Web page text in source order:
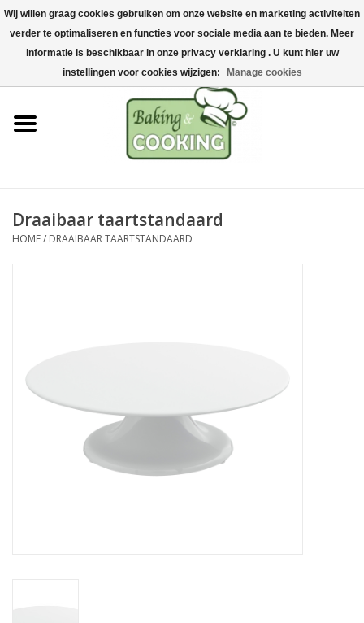
Home
Bak-& kookgerei
Machines & onderdelen
Chocolade & ijsbereiding
Draaibaar taartstandaard
HOME/ DRAAIBAAR TAARTSTANDAARD
Wij willen graag cookies gebruiken om onze website en marketing activiteiten
verder te optimaliseren en functies voor sociale media aan te bieden. Meer
informatie is beschikbaar in onze privacy verklaring . U kunt hier uw
instellingen voor cookies wijzigen:
Manage cookies